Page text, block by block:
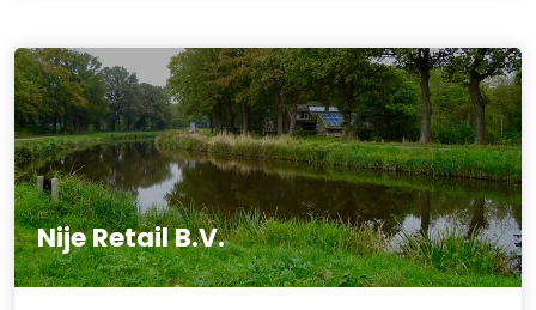
Nije Retail B.V.